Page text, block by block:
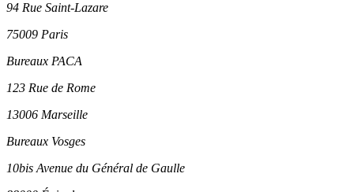
94 Rue Saint-Lazare
75009 Paris
Bureaux PACA
123 Rue de Rome
13006 Marseille
Bureaux Vosges
10bis Avenue du Général de Gaulle